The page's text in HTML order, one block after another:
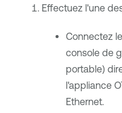
Effectuez l'une
Connectez
console de
portable)
l'appliance
Ethernet.